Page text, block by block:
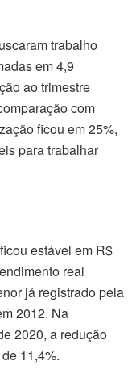
trabalho
em 4,9
ao trimestre
com
ficou em 25%,
para trabalhar
estável em R$
real
já registrado pela
2012. Na
2020, a redução
11,4%.